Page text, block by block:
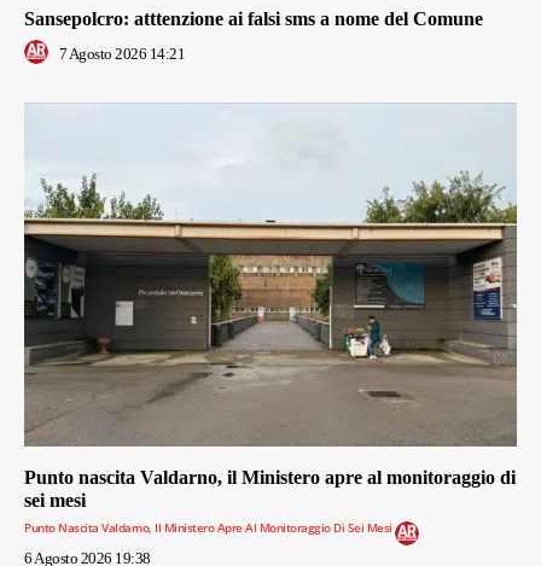
Sansepolcro: atttenzione ai falsi sms a nome del Comune
7 Agosto 2026 14:21
Punto nascita Valdarno, il Ministero apre al monitoraggio di
sei mesi
Punto Nascita Valdarno, Il Ministero Apre Al Monitoraggio Di Sei Mesi
6 Agosto 2026 19:38